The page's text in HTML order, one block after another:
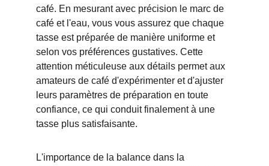
café. En mesurant avec précision le marc de
café et l'eau, vous vous assurez que chaque
tasse est préparée de manière uniforme et
selon vos préférences gustatives. Cette
attention méticuleuse aux détails permet aux
amateurs de café d'expérimenter et d'ajuster
leurs paramètres de préparation en toute
confiance, ce qui conduit finalement à une
tasse plus satisfaisante.
L'importance de la balance dans la